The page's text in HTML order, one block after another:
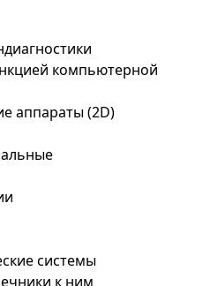
компьютерной
аппараты (2D)
системы
к ним